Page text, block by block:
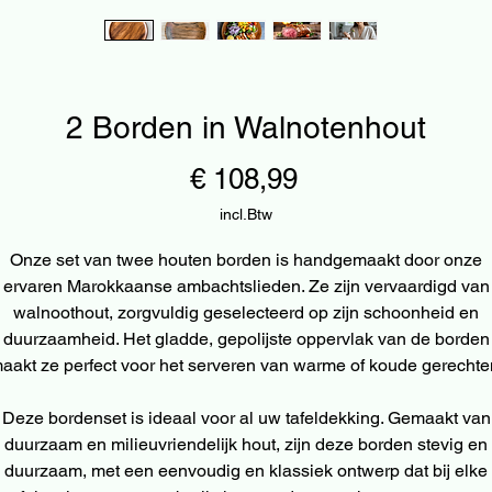
2 Borden in Walnotenhout
€ 108,99Prijs
incl.Btw
Onze set van twee houten borden is handgemaakt door onze
ervaren Marokkaanse ambachtslieden. Ze zijn vervaardigd van
walnoothout, zorgvuldig geselecteerd op zijn schoonheid en
duurzaamheid. Het gladde, gepolijste oppervlak van de borden
ze perfect voor het serveren van warme of koude
Deze bordenset is ideaal voor al uw tafeldekking. Gemaakt van
duurzaam en milieuvriendelijk hout, zijn deze borden stevig en
duurzaam, met een eenvoudig en klassiek ontwerp dat bij elke